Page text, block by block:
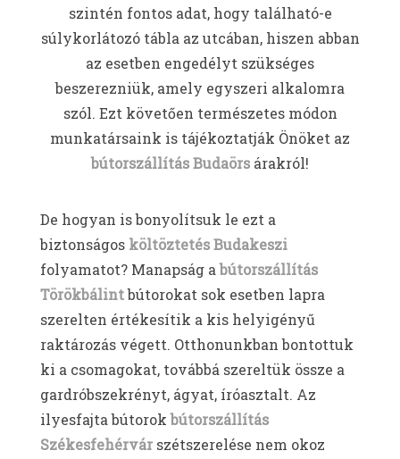
szintén fontos adat, hogy található-e
súlykorlátozó tábla az utcában, hiszen abban
az esetben engedélyt szükséges
beszerezniük, amely egyszeri alkalomra
szól. Ezt követően természetes módon
munkatársaink is tájékoztatják Önöket az
bútorszállítás Budaörs árakról!
De hogyan is bonyolítsuk le ezt a
biztonságos költöztetés Budakeszi
folyamatot? Manapság abútorszállítás
Törökbálintbútorokat sok esetben lapra
szerelten értékesítik a kis helyigényű
raktározás végett. Otthonunkban bontottuk
ki a csomagokat, továbbá szereltük össze a
gardróbszekrényt, ágyat, íróasztalt. Az
ilyesfajta bútorokbútorszállítás
Székesfehérvár szétszerelése nem okoz